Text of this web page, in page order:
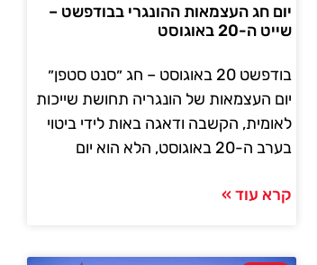
יום חג העצמאות ההונגרי בבודפשט –
שייט ה-20 באוגוסט
בודפשט 20 באוגוסט – חג ״סנט סטפן״
יום העצמאות של הונגריה תחושת שייכות
לאומית, הקשבה ודאגה באות לידי ביטוי
בערב ה-20 באוגוסט, הלא הוא יום
קרא עוד »